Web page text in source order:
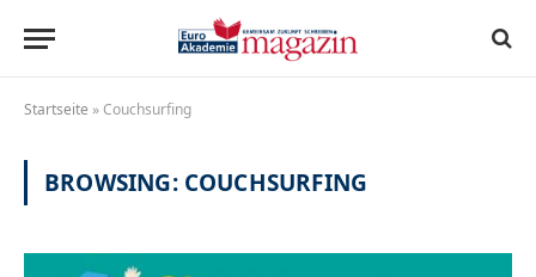
Startseite »Couchsurfing
BROWSING: COUCHSURFING